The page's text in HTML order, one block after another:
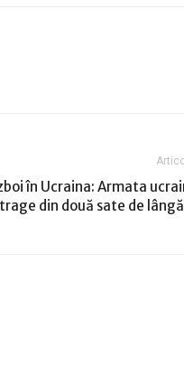
în Ucraina: Armata
din două sate de